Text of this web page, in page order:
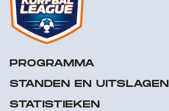
PROGRAMMA
STANDEN EN UITSLAGEN
STATISTIEKEN